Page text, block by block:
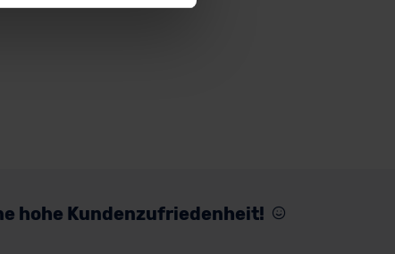
(Art. 46
hohe Kundenzufriedenheit!